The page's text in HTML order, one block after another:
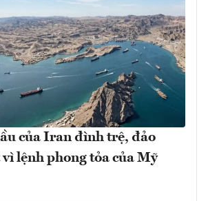
của Iran đình trệ, đảo
lệnh phong tỏa của Mỹ